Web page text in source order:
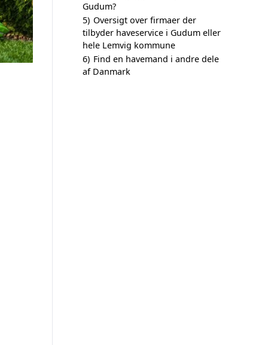
Gudum?
5) Oversigt over firmaer der
tilbyder haveservice i Gudum eller
hele Lemvig kommune
6) Find en havemand i andre dele
af Danmark